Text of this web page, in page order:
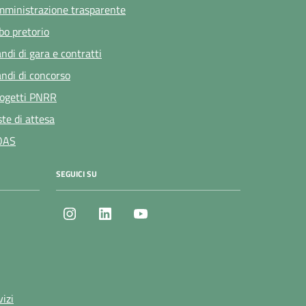
trasparente
pretorio
di gara e contratti
di concorso
PNRR
di attesa
SEGUICI SU
Instagram LinkedIn